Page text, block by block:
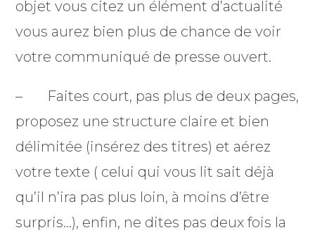
objet vous citez un élément d’actualité
vous aurez bien plus de chance de voir
votre communiqué de presse ouvert.
– Faites court, pas plus de deux pages,
proposez une structure claire et bien
délimitée (insérez des titres) et aérez
votre texte ( celui qui vous lit sait déjà
qu’il n’ira pas plus loin, à moins d’être
surpris…), enfin, ne dites pas deux fois la